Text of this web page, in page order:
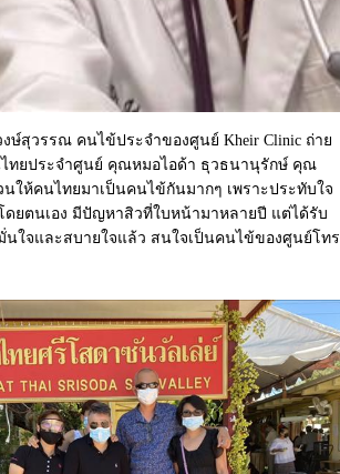
ษ์สุวรรณ คนไข้ประจำของศูนย์ Kheir Clinic ถ่าย
ทยประจำศูนย์ คุณหมอไอด้า ธุวธนานุรักษ์ คุณ
ให้คนไทยมาเป็นคนไข้กันมากๆ เพราะประทับใจ
ดยตนเอง มีปัญหาสิวที่ใบหน้ามาหลายปี แต่ได้รับ
ใจและสบายใจแล้ว สนใจเป็นคนไข้ของศูนย์โทร